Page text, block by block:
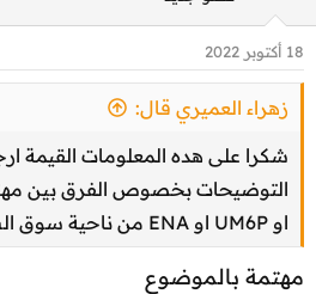
ع
ل
ا
ت
18 أكتوبر 2022
زهراء العميري قال:
شكرا على هده المعلومات القيمة
او UM6P او ENA من ناحية سوق الشغل
مهتمة بالموضوع